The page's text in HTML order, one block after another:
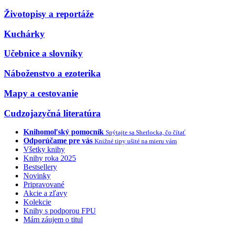
Životopisy a reportáže
Kuchárky
Učebnice a slovníky
Náboženstvo a ezoterika
Mapy a cestovanie
Cudzojazyčná literatúra
Knihomoľský pomocník Spýtajte sa Sherlocka, čo čítať
Odporúčame pre vás Knižné tipy ušité na mieru vám
Všetky knihy
Knihy roka 2025
Bestsellery
Novinky
Pripravované
Akcie a zľavy
Kolekcie
Knihy s podporou FPU
Mám záujem o titul